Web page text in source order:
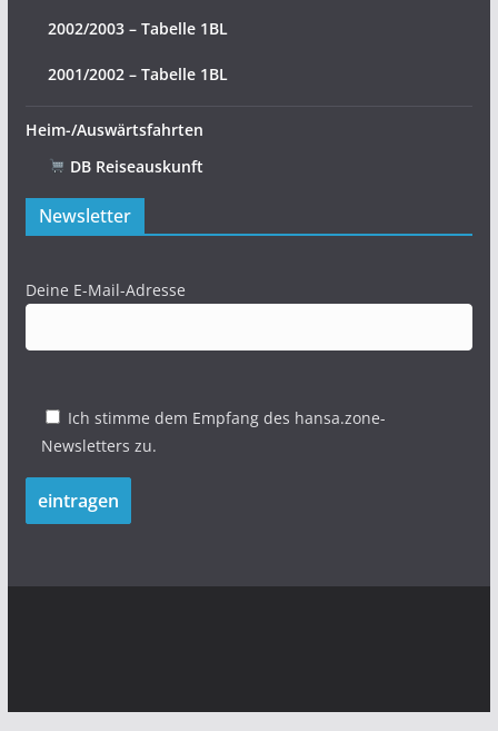
2002/2003 – Tabelle 1BL
2001/2002 – Tabelle 1BL
Heim-/Auswärtsfahrten
DB Reiseauskunft
Newsletter
Deine E-Mail-Adresse
Ich stimme dem Empfang des hansa.zone-
Newsletters zu.